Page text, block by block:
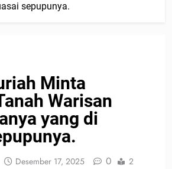
sepupunya.
Minta
Warisan
yang di
Desember 17, 2025 0
2